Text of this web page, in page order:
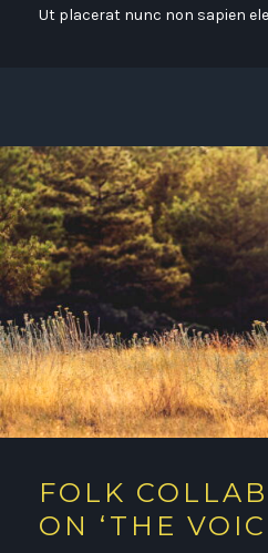
Ut placerat nunc non sapien
FOLK
ON ‘THE